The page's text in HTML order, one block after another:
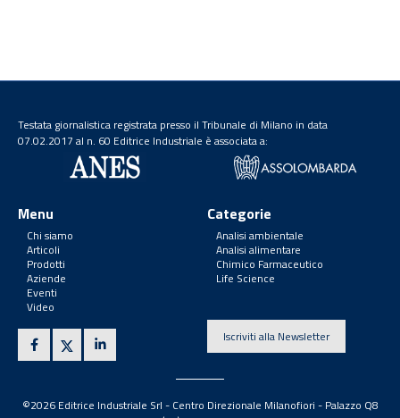
Testata giornalistica registrata presso il Tribunale di Milano in data
07.02.2017 al n. 60 Editrice Industriale è associata a:
Menu
Chi siamo
Articoli
Prodotti
Aziende
Eventi
Video
Categorie
Analisi ambientale
Analisi alimentare
Chimico Farmaceutico
Life Science
Iscriviti alla Newsletter
©2026 Editrice Industriale Srl - Centro Direzionale Milanofiori - Palazzo Q8